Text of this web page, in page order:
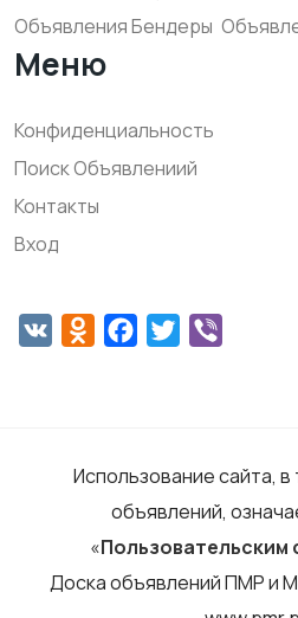
Объявления Бендеры
Меню
Конфиденциальность
Поиск Объявлениий
Контакты
Вход
VK Odnoklassniki
Facebook
Twitter
Использование сайта,
объявлений,
«Пользовательским
Доска объявлений ПМР и